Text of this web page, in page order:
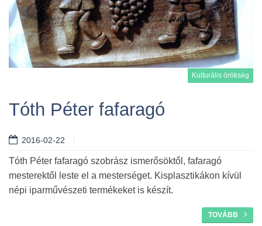
Kulturális örökség
Tóth Péter fafaragó
2016-02-22
Tóth Péter fafaragó szobrász ismerősöktől, fafaragó
mesterektől leste el a mesterséget. Kisplasztikákon kívül
népi iparművészeti termékeket is készít.
TOVÁBB